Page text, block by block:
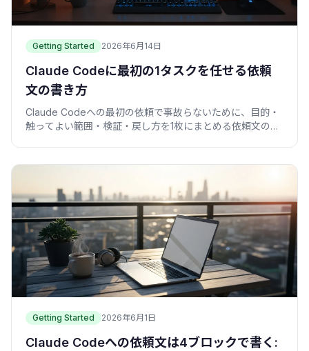
Getting Started 2026年6月14日
Claude Codeに最初の1タスクを任せる依頼
文の書き方
Claude Codeへの最初の依頼で事故らないために、目的・
触ってよい範囲・検証・戻し方を1枚にまとめる依頼文の型
Getting Started 2026年6月1日
Claude Codeへの依頼文は4ブロックで書く: